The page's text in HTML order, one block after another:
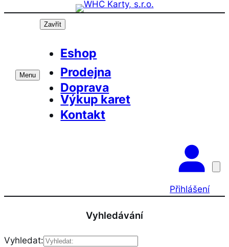
Přeskočit
Menu
Zavřít
Eshop
Prodejna
Doprava
Výkup karet
Kontakt
Přihlášení
Vyhledávání
Vyhledat: